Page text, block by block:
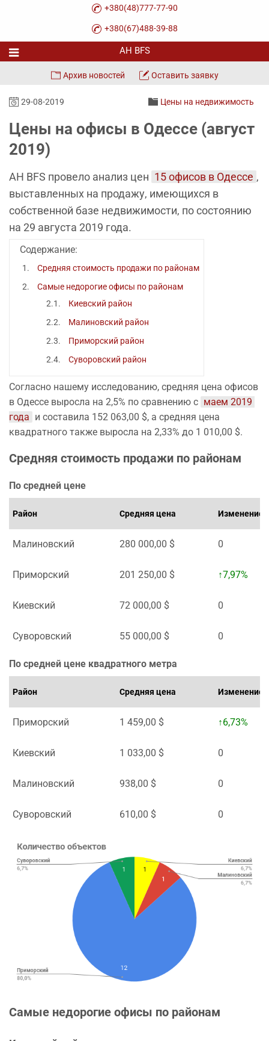
+380(48)777-77-90
+380(67)488-39-88
Архив новостей Оставить заявку
29-08-2019 Цены на недвижимость
Цены на офисы в Одессе (август
2019)
АН BFS провело анализ цен 15 офисов в Одессе ,
выставленных на продажу, имеющихся в
собственной базе недвижимости, по состоянию
на 29 августа 2019 года.
Содержание:
Средняя стоимость продажи по районам
Самые недорогие офисы по районам
Киевский район
Малиновский район
Приморский район
Суворовский район
Согласно нашему исследованию, средняя цена офисов
в Одессе выросла на 2,5% по сравнению с маем 2019
года и составила 152 063,00 $, а средняя цена
квадратного также выросла на 2,33% до 1 010,00 $.
Средняя стоимость продажи по районам
По средней цене
Район Средняя цена Изменение
Малиновский 280 000,00 $ 0
Приморский 201 250,00 $ ↑7,97%
Киевский 72 000,00 $ 0
Суворовский 55 000,00 $ 0
По средней цене квадратного метра
Район Средняя цена Изменение
Приморский 1 459,00 $ ↑6,73%
Киевский 1 033,00 $ 0
Малиновский 938,00 $ 0
Суворовский 610,00 $ 0
Самые недорогие офисы по районам